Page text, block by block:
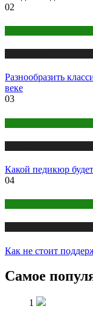
02
Разнообразить
веке
03
Какой педикюр
04
Как не стоит
Самое
1